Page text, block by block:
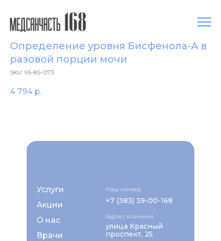
Определение уровня Бисфенола-А в
разовой порции мочи
SKU: 95-85-073
4 794 р.
Услуги
Акции
Врачи
О нас
+7 (383) 39-00-168
Наш номер
Адрес клиники
улица Красный
проспект, 25